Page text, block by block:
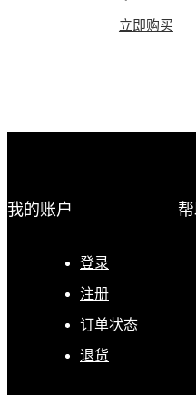
立即购买
我的账户
登录
注册
订单状态
退货